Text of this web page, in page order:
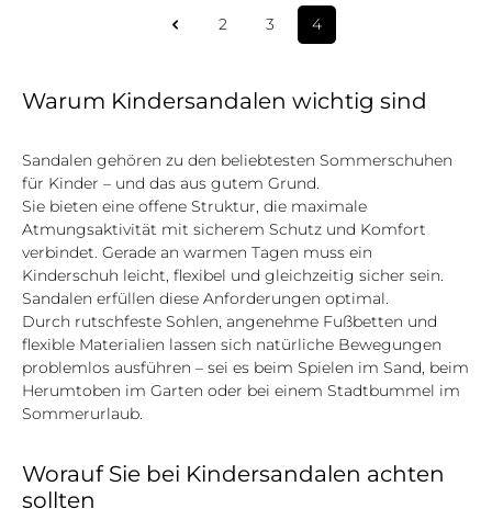
Seite
2 Seite
3 Seite
4
Warum Kindersandalen wichtig sind
Sandalen gehören zu den beliebtesten Sommerschuhen
für Kinder – und das aus gutem Grund.
Sie bieten eine offene Struktur, die maximale
Atmungsaktivität mit sicherem Schutz und Komfort
verbindet. Gerade an warmen Tagen muss ein
Kinderschuh leicht, flexibel und gleichzeitig sicher sein.
Sandalen erfüllen diese Anforderungen optimal.
Durch rutschfeste Sohlen, angenehme Fußbetten und
flexible Materialien lassen sich natürliche Bewegungen
problemlos ausführen – sei es beim Spielen im Sand, beim
Herumtoben im Garten oder bei einem Stadtbummel im
Sommerurlaub.
Worauf Sie bei Kindersandalen achten
sollten